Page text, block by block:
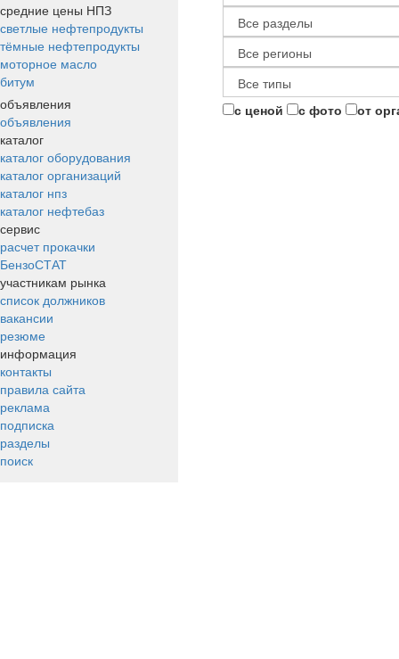
средние цены НПЗ
светлые нефтепродукты
тёмные нефтепродукты
моторное масло
битум
объявления
объявления
каталог
каталог оборудования
каталог организаций
каталог нпз
каталог нефтебаз
сервис
расчет прокачки
БензоСТАТ
участникам рынка
список должников
вакансии
резюме
информация
контакты
правила сайта
реклама
подписка
разделы
поиск
с ценой с фото от